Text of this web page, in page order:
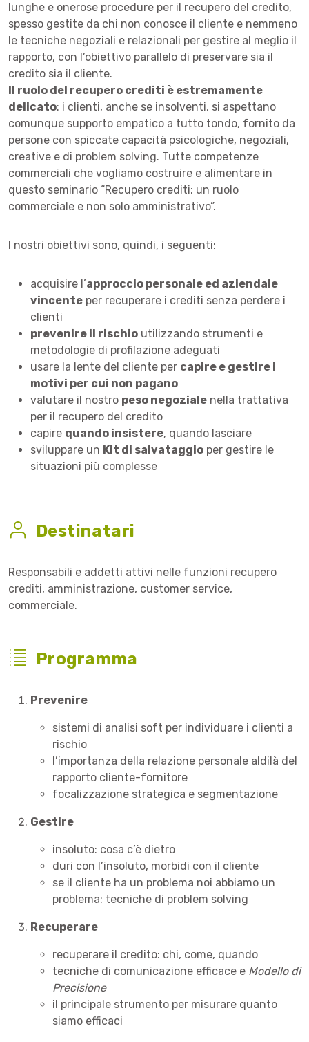
lunghe e onerose procedure per il recupero del credito,
spesso gestite da chi non conosce il cliente e nemmeno
le tecniche negoziali e relazionali per gestire al meglio il
rapporto, con l’obiettivo parallelo di preservare sia il
credito sia il cliente.
Il ruolo del recupero crediti è estremamente
delicato: i clienti, anche se insolventi, si aspettano
comunque supporto empatico a tutto tondo, fornito da
persone con spiccate capacità psicologiche, negoziali,
creative e di problem solving. Tutte competenze
commerciali che vogliamo costruire e alimentare in
questo seminario “Recupero crediti: un ruolo
commerciale e non solo amministrativo”.
I nostri obiettivi sono, quindi, i seguenti:
acquisire l’approccio personale ed aziendale
vincente per recuperare i crediti senza perdere i
clienti
prevenire il rischio utilizzando strumenti e
metodologie di profilazione adeguati
usare la lente del cliente per capire e gestire i
motivi per cui non pagano
valutare il nostro peso negoziale nella trattativa
per il recupero del credito
capire quando insistere, quando lasciare
sviluppare un Kit di salvataggio per gestire le
situazioni più complesse
Destinatari
Responsabili e addetti attivi nelle funzioni recupero
crediti, amministrazione, customer service,
commerciale.
Programma
Prevenire
sistemi di analisi soft per individuare i clienti a
rischio
l’importanza della relazione personale aldilà del
rapporto cliente-fornitore
focalizzazione strategica e segmentazione
Gestire
insoluto: cosa c’è dietro
duri con l’insoluto, morbidi con il cliente
se il cliente ha un problema noi abbiamo un
problema: tecniche di problem solving
Recuperare
recuperare il credito: chi, come, quando
tecniche di comunicazione efficace e Modello di
Precisione
il principale strumento per misurare quanto
siamo efficaci